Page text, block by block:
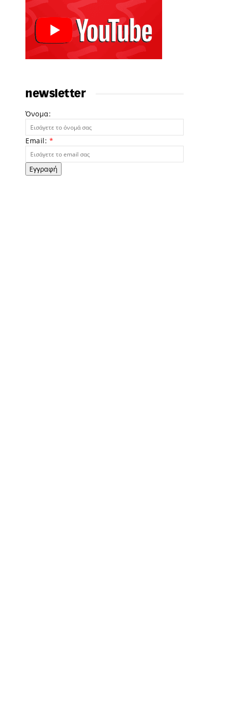
newsletter
Όνομα:
Email: *
Εγγραφή